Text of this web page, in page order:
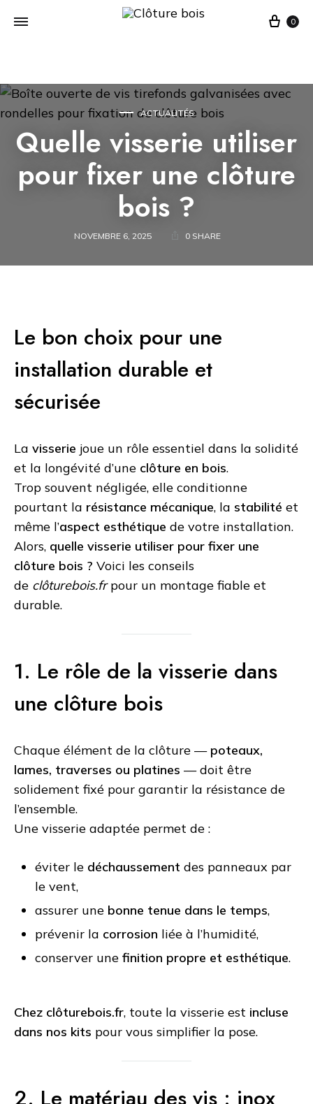
Cart
0
ACTUALITÉS
Quelle visserie utiliser
pour fixer une clôture
bois ?
NOVEMBRE 6, 2025 0 SHARE
Le bon choix pour une
installation durable et
sécurisée
La visserie joue un rôle essentiel dans la solidité
et la longévité d’une clôture en bois.
Trop souvent négligée, elle conditionne
pourtant la résistance mécanique, la stabilité et
même l’aspect esthétique de votre installation.
Alors, quelle visserie utiliser pour fixer une
clôture bois ? Voici les conseils
de clôturebois.frpour un montage fiable et
durable.
1. Le rôle de la visserie dans
une clôture bois
Chaque élément de la clôture —poteaux,
lames, traverses ou platines — doit être
solidement fixé pour garantir la résistance de
l’ensemble.
Une visserie adaptée permet de :
éviter le déchaussement des panneaux par
le vent,
assurer une bonne tenue dans le temps,
prévenir la corrosion liée à l’humidité,
conserver une finition propre et esthétique.
Chez clôturebois.fr, toute la visserie est incluse
dans nos kits pour vous simplifier la pose.
2. Le matériau des vis : inox